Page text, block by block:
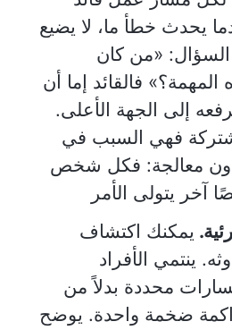
يحدث خطأ ما، لا يضيع
«من كان
فالقائد إما أن
إلى الجهة الأعلى.
فهي السبب في
دون معالجة: فكل شخص
يتولى الأمر
يمكنك اكتشاف
ينتمي الأفراد
محددة بدلاً من
ضخمة واحدة. يوضح